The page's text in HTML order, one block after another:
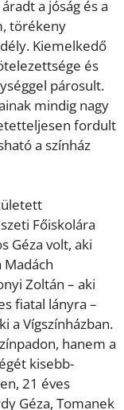
a jóság és a
törékeny
Kiemelkedő
és
párosult.
mindig nagy
fordult
a színház
Főiskolára
Géza volt, aki
Zoltán – aki
fiatal lányra –
a Vígszínházban.
hanem a
kisebb-
21 éves
Géza, Tomanek